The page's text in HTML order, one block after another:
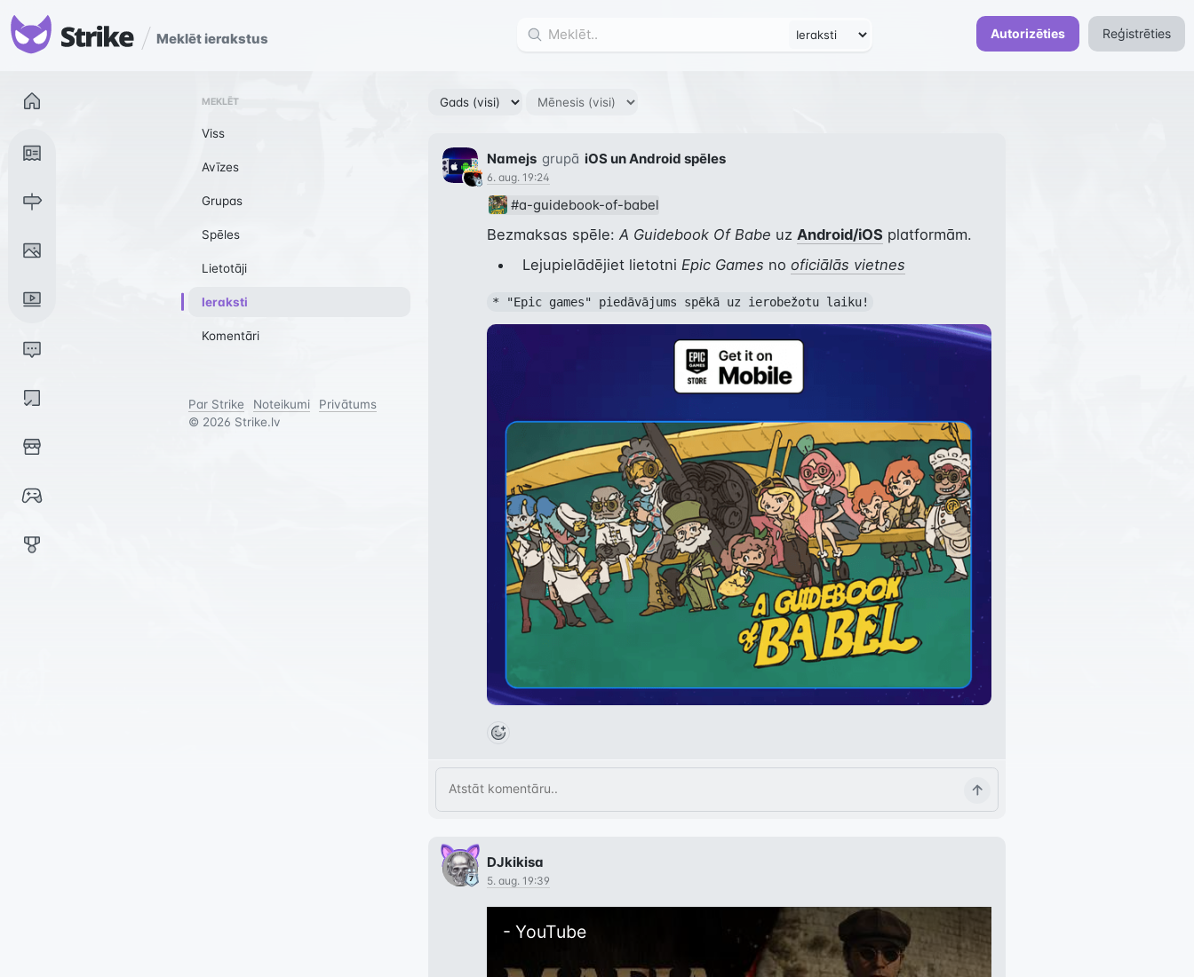
Autorizēties Reģistrēties
MEKLĒT
Viss
Avīzes
Grupas
Spēles
Lietotāji
Ieraksti
Komentāri
Par Strike Noteikumi
Privātums
© 2026 Strike.lv
Meklēt ierakstus
Namejs grupā iOS un Android spēles
6. aug. 19:24
#a-guidebook-of-babel
Bezmaksas spēle: A Guidebook Of Babe uz Android/iOS platformām.
Lejupielādējiet lietotni Epic Games no oficiālās vietnes
* "Epic games" piedāvājums spēkā uz ierobežotu laiku!
DJkikisa
5. aug. 19:39
- YouTube